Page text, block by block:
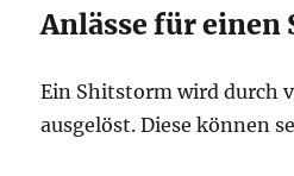
Anlässe für einen
Ein Shitstorm wird durch
ausgelöst. Diese können